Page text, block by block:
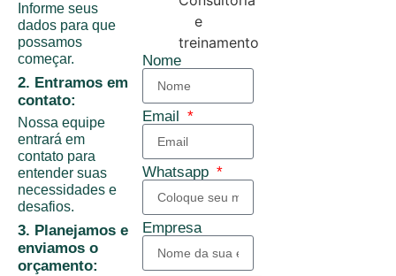
Informe seus
dados para que
possamos
começar.
2. Entramos em
contato:
Nossa equipe
entrará em
contato para
entender suas
necessidades e
desafios.
3. Planejamos e
enviamos o
orçamento:
Nome
Email
Whatsapp
Empresa